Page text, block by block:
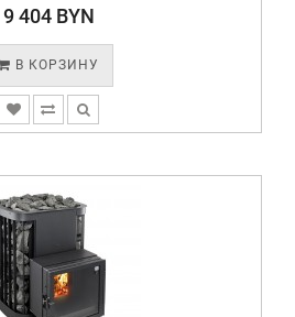
9 404 BYN
В КОРЗИНУ